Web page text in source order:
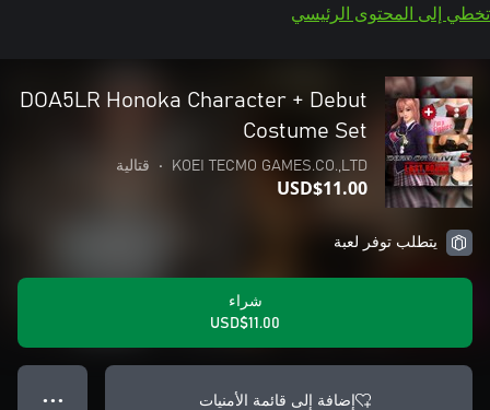
تخطي إلى المحتوى الرئيسي
DOA5LR Honoka Character + Debut
Costume Set
KOEI TECMO GAMES.CO.,LTD
• قتالية
USD$11.00
يتطلب توفر لعبة
شراء
USD$11.00
إضافة إلى قائمة الأمنيات ● ● ●